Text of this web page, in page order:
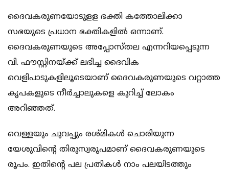
ദൈവകരുണയോടുളള ഭക്തി കത്തോലിക്കാ
സഭയുടെ പ്രധാന ഭക്തികളില്‍ ഒന്നാണ്.
ദൈവകരുണയുടെ അപ്പോസ്തല എന്നറിയപ്പെടുന്ന
വി. ഫൗസ്റ്റിനയ്ക്ക് ലഭിച്ച ദൈവിക
വെളിപാടുകളിലൂടെയാണ് ദൈവകരുണയുടെ വറ്റാത്ത
കൃപകളുടെ നീര്‍ച്ചാലുകളെ കുറിച്ച് ലോകം
അറിഞ്ഞത്.
വെള്ളയും ചുവപ്പും രശ്മികള്‍ ചൊരിയുന്ന
യേശുവിന്റെ തിരുസ്വരൂപമാണ് ദൈവകരുണയുടെ
രൂപം. ഇതിന്റെ പല പ്രതികള്‍ നാം പലയിടത്തും